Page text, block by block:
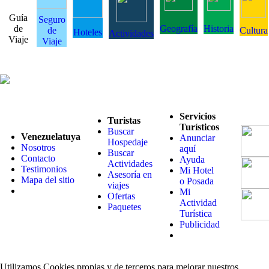
Guía
de
Viaje
Seguro
de
Viaje
Hoteles Actividades Geografía Historia Cultura
Venezuelatuya
Nosotros
Contacto
Testimonios
Mapa del sitio
Turistas
Buscar
Hospedaje
Buscar
Actividades
Asesoría en
viajes
Ofertas
Paquetes
Servicios
Turísticos
Anunciar
aquí
Ayuda
Mi Hotel
o Posada
Mi
Actividad
Turística
Publicidad
Utilizamos Cookies propias y de terceros para mejorar nuestros